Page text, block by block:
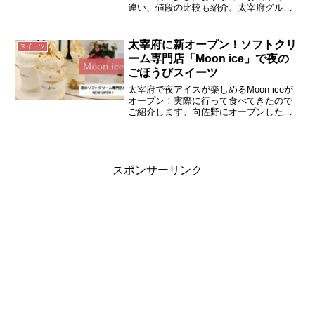
違い、値段の比較も紹介。太宰府グルメ
スイーツ
太宰府に新オープン！ソフトクリ
ーム専門店「Moon ice」で夜の
ごほうびスイーツ
太宰府で夜アイスが楽しめるMoon iceが
オープン！実際に行って食べてきたので
ご紹介します。向佐野にオープンした
スポンサーリンク